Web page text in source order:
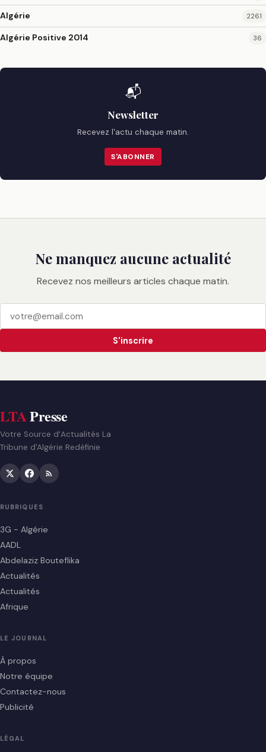
Algérie 2261
Algérie Positive 2014 36
📬
Newsletter
Recevez l'actu chaque matin.
S'ABONNER
Ne manquez aucune actualité
Recevez nos meilleurs articles chaque matin.
S'inscrire
LTAPresse
Votre Source d’Actualités La
Tribune d'Algérie Redéfinie
RUBRIQUES
3G - Algérie
AADL
Abdelaziz Bouteflika
Actualités
Actualités
Afrique
LE JOURNAL
À propos
Notre équipe
Contactez-nous
Publicité
LÉGAL